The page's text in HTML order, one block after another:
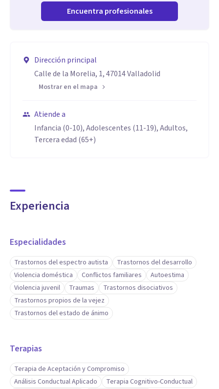
Encuentra profesionales
Dirección principal
Calle de la Morelia, 1, 47014 Valladolid
Mostrar en el mapa
Atiende a
Infancia (0-10), Adolescentes (11-19), Adultos,
Tercera edad (65+)
Experiencia
Especialidades
Trastornos del espectro autista
Trastornos del desarrollo
Violencia doméstica
Conflictos familiares
Autoestima
Violencia juvenil
Traumas
Trastornos disociativos
Trastornos propios de la vejez
Trastornos del estado de ánimo
Terapias
Terapia de Aceptación y Compromiso
Análisis Conductual Aplicado
Terapia Cognitivo-Conductual